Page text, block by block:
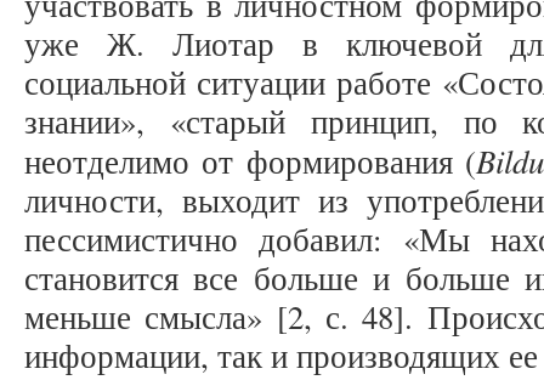
уже Ж. Лиотар в ключевой для
социальной ситуации работе
знании», «старый принцип, по
неотделимо от формирования (
личности, выходит из
пессимистично добавил: «Мы
становится все больше и
меньше смысла» [2, с. 48].
информации, так и производящих ее